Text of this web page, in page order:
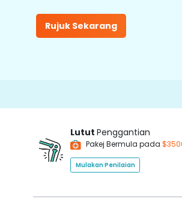
Rujuk Sekarang
Lutut Penggantian
Pakej Bermula pada
Mulakan Penilaian